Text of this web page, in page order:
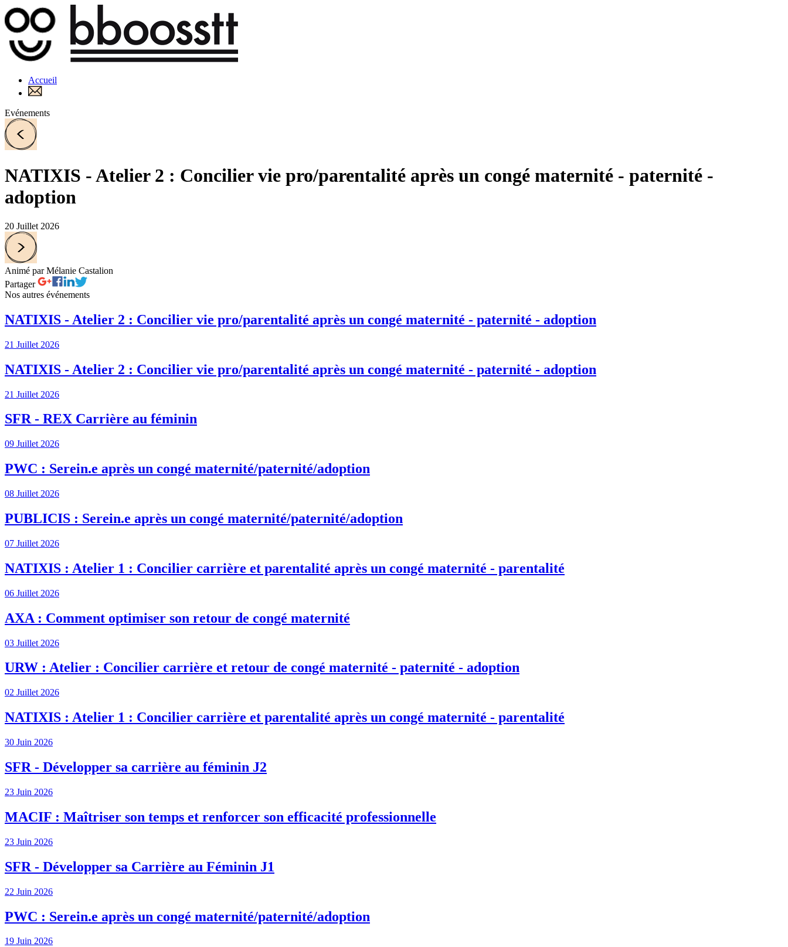
Accueil
Evénements
NATIXIS - Atelier 2 : Concilier vie pro/parentalité après un congé maternité - paternité -
adoption
20 Juillet 2026
Animé par Mélanie Castalion
Partager
Nos autres événements
NATIXIS - Atelier 2 : Concilier vie pro/parentalité après un congé maternité - paternité - adoption
21 Juillet 2026
NATIXIS - Atelier 2 : Concilier vie pro/parentalité après un congé maternité - paternité - adoption
21 Juillet 2026
SFR - REX Carrière au féminin
09 Juillet 2026
PWC : Serein.e après un congé maternité/paternité/adoption
08 Juillet 2026
PUBLICIS : Serein.e après un congé maternité/paternité/adoption
07 Juillet 2026
NATIXIS : Atelier 1 : Concilier carrière et parentalité après un congé maternité - parentalité
06 Juillet 2026
AXA : Comment optimiser son retour de congé maternité
03 Juillet 2026
URW : Atelier : Concilier carrière et retour de congé maternité - paternité - adoption
02 Juillet 2026
NATIXIS : Atelier 1 : Concilier carrière et parentalité après un congé maternité - parentalité
30 Juin 2026
SFR - Développer sa carrière au féminin J2
23 Juin 2026
MACIF : Maîtriser son temps et renforcer son efficacité professionnelle
23 Juin 2026
SFR - Développer sa Carrière au Féminin J1
22 Juin 2026
PWC : Serein.e après un congé maternité/paternité/adoption
19 Juin 2026